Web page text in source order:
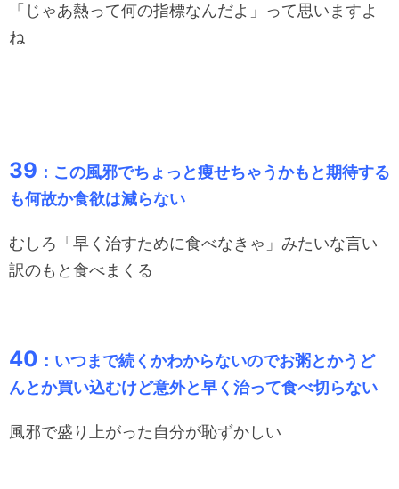
「じゃあ熱って何の指標なんだよ」って思いますよ
ね
39 ：この風邪でちょっと痩せちゃうかもと期待する
も何故か食欲は減らない
むしろ「早く治すために食べなきゃ」みたいな言い
訳のもと食べまくる
40 ：いつまで続くかわからないのでお粥とかうど
んとか買い込むけど意外と早く治って食べ切らない
風邪で盛り上がった自分が恥ずかしい